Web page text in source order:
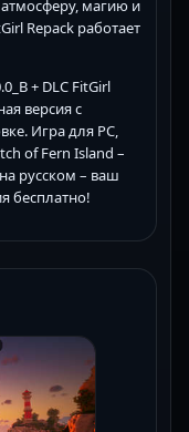
магию и
Repack работает
+ DLC FitGirl
версия с
Игра для PC,
of Fern Island –
русском – ваш
бесплатно!